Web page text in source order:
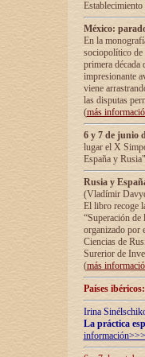
México:
En la
sociopolítico de
primera década
impresionante
viene
las disputas
(más
6 y 7 de junio
lugar el X
España y
Rusia y
(Vladímir
El libro recoge
“Superación
organizado por
Ciencias de
Surerior de
(más
Países
Irina
La práctica
información>>>